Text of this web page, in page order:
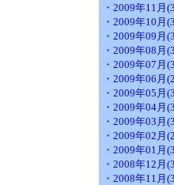
・2009年11月
・2009年10月
・2009年09月
・2009年08月
・2009年07月
・2009年06月
・2009年05月
・2009年04月
・2009年03月
・2009年02月
・2009年01月
・2008年12月
・2008年11月